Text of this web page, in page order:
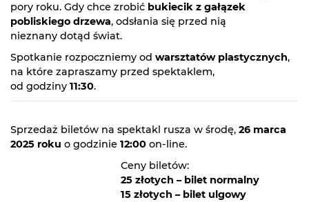
pory roku. Gdy chce zrobić bukiecik z gałązek
pobliskiego drzewa, odsłania się przed nią
nieznany dotąd świat.
Spotkanie rozpoczniemy od warsztatów plastycznych,
na które zapraszamy przed spektaklem,
od godziny 11:30.
Sprzedaż biletów na spektakl rusza w środę, 26 marca
2025 roku o godzinie 12:00 on-line.
Ceny biletów:
25 złotych – bilet normalny
15 złotych – bilet ulgowy